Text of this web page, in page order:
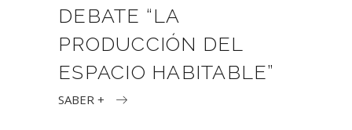
DEBATE “LA
PRODUCCIÓN DEL
ESPACIO HABITABLE”
SABER +